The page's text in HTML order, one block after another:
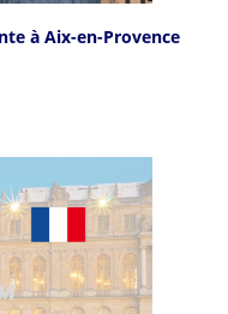
à Aix-en-Provence